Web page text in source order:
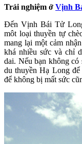
Trải nghiệm ở Vịnh
Đến Vịnh Bái Tử
môt loại thuyền tự
mang lại một cảm
khá nhiều sức và chỉ
dai. Nếu bạn không có
du thuyền Hạ Long để
để không bị mất sức